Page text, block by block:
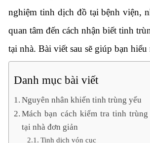
nghiệm tinh dịch đồ tại bệnh viện,
quan tâm đến cách nhận biết tinh
tại nhà. Bài viết sau sẽ giúp bạn
Danh mục bài viết
Nguyên nhân khiến tinh trùng yếu
Mách bạn cách kiểm tra tinh trùng
tại nhà đơn giản
Tinh dịch vón cục